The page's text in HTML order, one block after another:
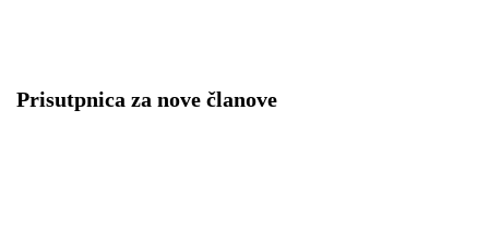
Prisutpnica za nove članove